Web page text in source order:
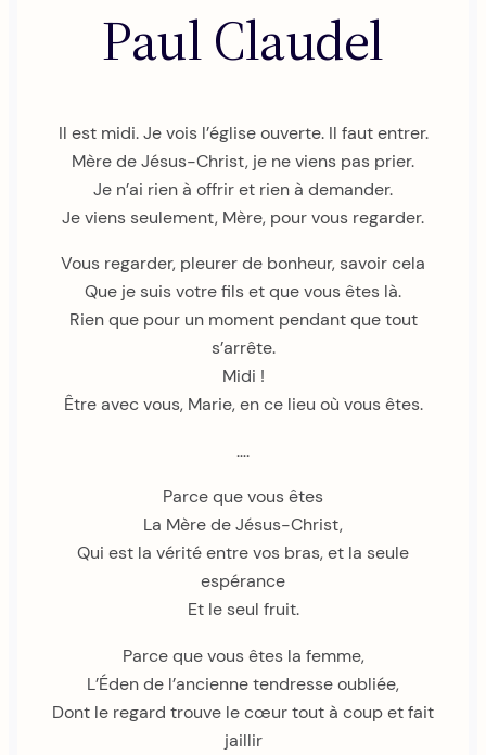
Paul Claudel
Il est midi. Je vois l’église ouverte. Il faut entrer.
Mère de Jésus-Christ, je ne viens pas prier.
Je n’ai rien à offrir et rien à demander.
Je viens seulement, Mère, pour vous regarder.
Vous regarder, pleurer de bonheur, savoir cela
Que je suis votre fils et que vous êtes là.
Rien que pour un moment pendant que tout
s’arrête.
Midi !
Être avec vous, Marie, en ce lieu où vous êtes.
….
Parce que vous êtes
La Mère de Jésus-Christ,
Qui est la vérité entre vos bras, et la seule
espérance
Et le seul fruit.
Parce que vous êtes la femme,
L’Éden de l’ancienne tendresse oubliée,
Dont le regard trouve le cœur tout à coup et fait
jaillir